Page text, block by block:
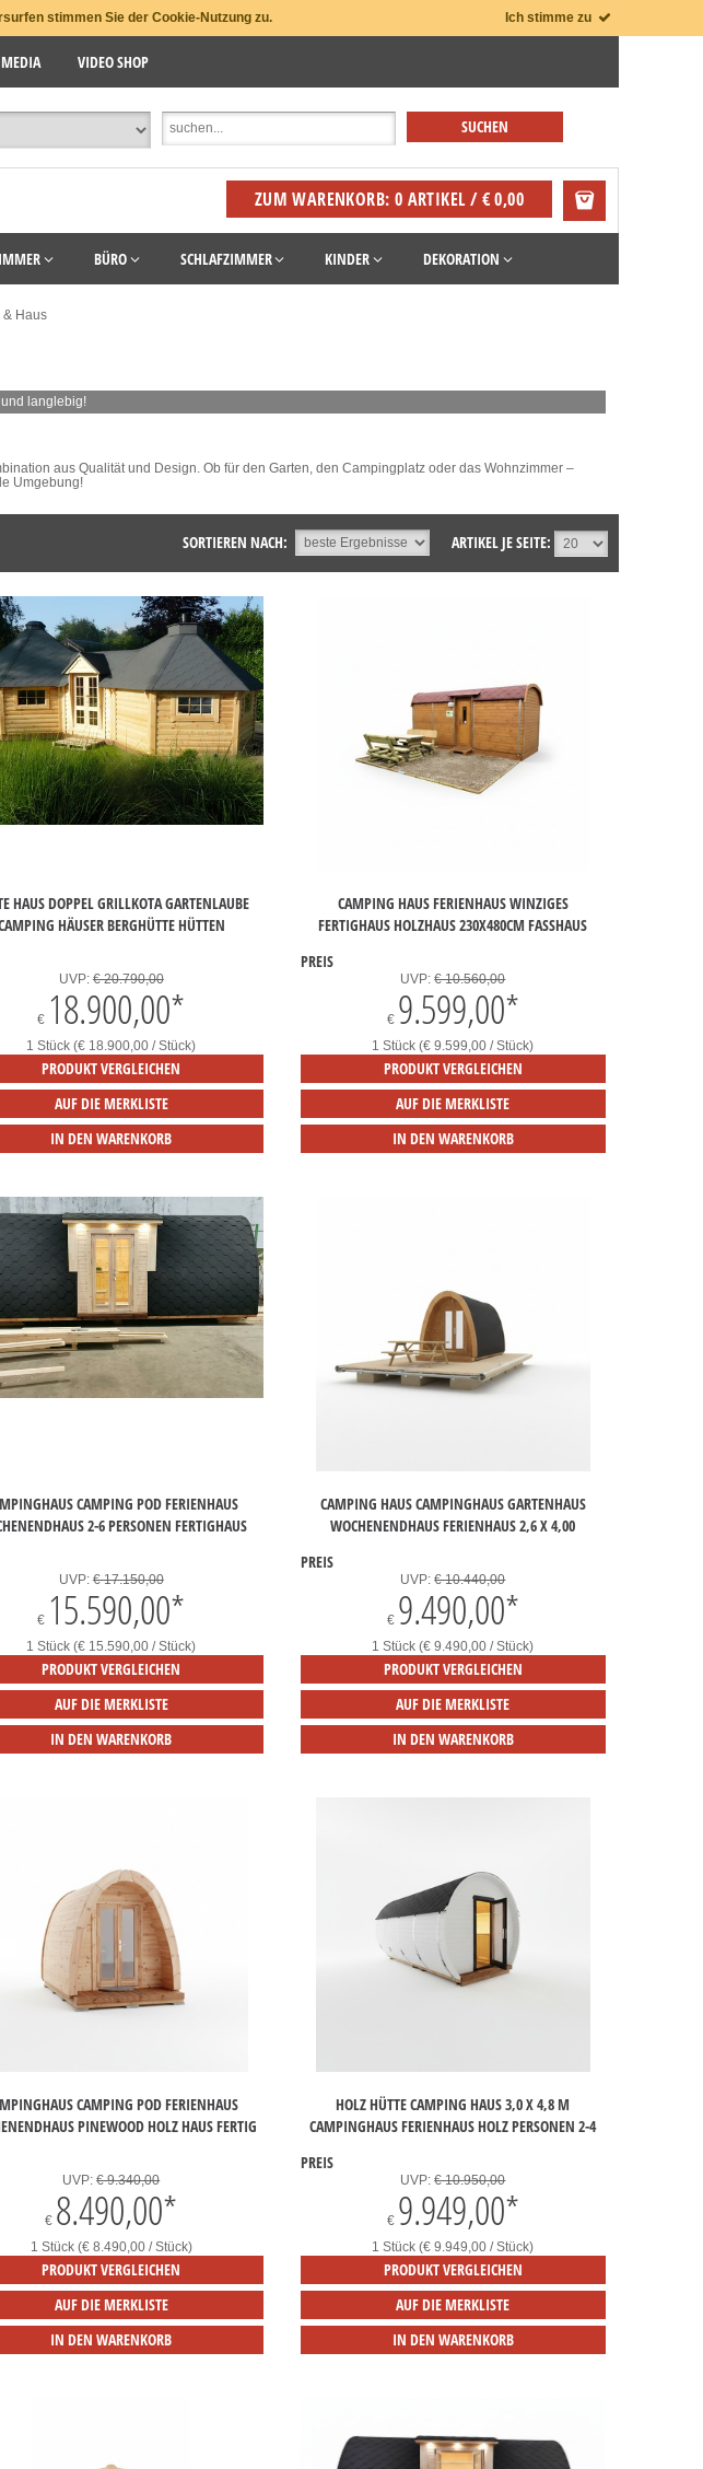
stimmen Sie der Cookie-Nutzung zu. Ich stimme zu
VIDEO SHOP
ZUM WARENKORB: 0 ARTIKEL / € 0,00
BÜRO SCHLAFZIMMER KINDER DEKORATION
& Haus
langlebig!
aus Qualität und Design. Ob für den Garten, den Campingplatz oder das Wohnzimmer –
Umgebung!
ARTIKEL JE SEITE:
SORTIEREN NACH:
HAUS DOPPEL GRILLKOTA GARTENLAUBE
HÄUSER BERGHÜTTE HÜTTEN
UVP:€ 20.790,00
€ 18.900,00*
1 Stück (€ 18.900,00 / Stück)
PRODUKT VERGLEICHEN
AUF DIE MERKLISTE
IN DEN WARENKORB
CAMPING HAUS FERIENHAUS WINZIGES
FERTIGHAUS HOLZHAUS 230X480CM FASSHAUS
PREIS
UVP:€ 10.560,00
€ 9.599,00*
1 Stück (€ 9.599,00 / Stück)
PRODUKT VERGLEICHEN
AUF DIE MERKLISTE
IN DEN WARENKORB
CAMPING POD FERIENHAUS
2-6 PERSONEN FERTIGHAUS
UVP:€ 17.150,00
€ 15.590,00*
1 Stück (€ 15.590,00 / Stück)
PRODUKT VERGLEICHEN
AUF DIE MERKLISTE
IN DEN WARENKORB
CAMPING HAUS CAMPINGHAUS GARTENHAUS
WOCHENENDHAUS FERIENHAUS 2,6 X 4,00
PREIS
UVP:€ 10.440,00
€ 9.490,00*
1 Stück (€ 9.490,00 / Stück)
PRODUKT VERGLEICHEN
AUF DIE MERKLISTE
IN DEN WARENKORB
CAMPING POD FERIENHAUS
PINEWOOD HOLZ HAUS FERTIG
UVP:€ 9.340,00
€ 8.490,00*
1 Stück (€ 8.490,00 / Stück)
PRODUKT VERGLEICHEN
AUF DIE MERKLISTE
IN DEN WARENKORB
HOLZ HÜTTE CAMPING HAUS 3,0 X 4,8 M
CAMPINGHAUS FERIENHAUS HOLZ PERSONEN 2-4
PREIS
UVP:€ 10.950,00
€ 9.949,00*
1 Stück (€ 9.949,00 / Stück)
PRODUKT VERGLEICHEN
AUF DIE MERKLISTE
IN DEN WARENKORB